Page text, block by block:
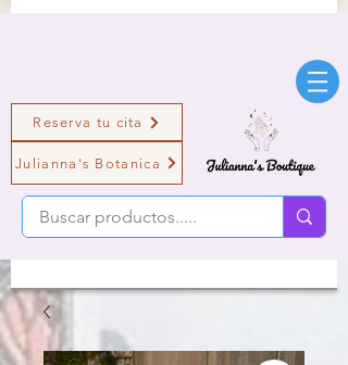
Reserva tu cita
Julianna's Botanica